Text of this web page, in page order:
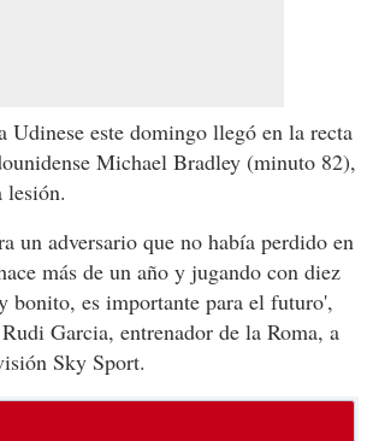
Udinese este domingo llegó en la recta
Michael Bradley (minuto 82),
lesión.
un adversario que no había perdido en
más de un año y jugando con diez
bonito, es importante para el futuro',
Garcia, entrenador de la Roma, a
Sky Sport.